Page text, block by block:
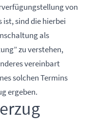
von
ist, sind die hierbei
als
zu verstehen,
vereinbart
solchen Termins
ergeben.